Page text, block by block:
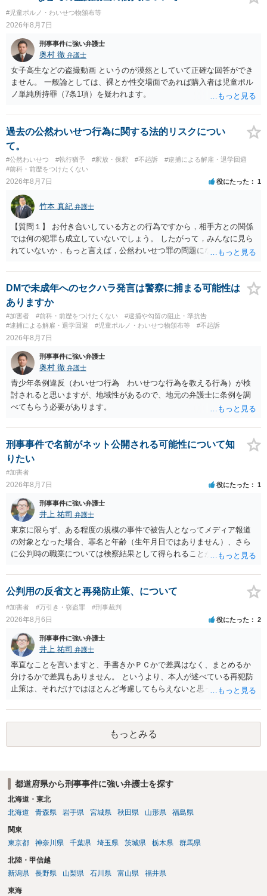
#児童ポルノ・わいせつ物頒布等
2026年8月7日
刑事事件に強い弁護士
奥村 徹 弁護士
女子高生などの盗撮動画 というのが漠然としていて正確な回答ができ
ません。 一般論としては、裸とか性交場面であれば購入者は児童ポル
ノ単純所持罪（7条1項）を疑われます。
過去の公然わいせつ行為に関する法的リスクについ
て。
#公然わいせつ #執行猶予 #釈放・保釈 #不起訴
#逮捕による解雇・退学回避
#前科・前歴をつけたくない
2026年8月7日 役にたった 1
竹本 真紀 弁護士
【質問１】 お付き合いしている方との行為ですから，相手方との関係
では何の犯罪も成立していないでしょう。 したがって，みんなに見ら
れていないか，もっと言えば，公然わいせつ罪の問題にならないかの
然性は，不特定又は多数の方が認識できる状態か否かで判断されま
す。 本件は，車の中という閉鎖された空間で行っており，不特定又は
多数の方が認識するのは困難な状態ですから，公然性はないと思いま
す。 また，意図的に示そうとする故意が必要ですが，本件では，通過
する車両があると服を着ている（わいせつな状態をなくしている）の
ですから，むしろ見られないようにしており，故意が認められること
査の対象になることはありません。 警察から連絡がくることもないで
しょう。 【質問２】 見せようと思っていないことは，服を着たりする
行為から明らかです。したがいまして，注意を受けることさえありま
せん。まして，刑罰として罰せられることもありません。 【質問３】
以上のように犯罪の嫌疑が否定されますから，逮捕勾留される可能性
が成立することが前提ですので，不起訴とする理由としても前提を欠
いています。不起訴にするにしても，不起訴の可能性はありません。
あえて不起訴の理由を挙げるなら，「嫌疑不十分」か「嫌疑なし」で
す。
DMで未成年へのセクハラ発言は警察に捕まる可能性は
ありますか
#加害者 #前科・前歴をつけたくない
#逮捕や勾留の阻止・準抗告
#逮捕による解雇・退学回避
#児童ポルノ・わいせつ物頒布等 #不起訴
2026年8月7日
刑事事件に強い弁護士
奥村 徹 弁護士
青少年条例違反（わいせつ行為 わいせつな行為を教える行為）が検
討されると思いますが、地域性があるので、地元の弁護士に条例を調
べてもらう必要があります。
刑事事件で名前がネット公開される可能性について知
りたい
#加害者
2026年8月7日 役にたった 1
刑事事件に強い弁護士
井上 祐司 弁護士
東京に限らず、ある程度の規模の事件で被告人となってメディア報道
の対象となった場合、罪名と年齢（生年月日ではありません）、さら
に公判時の職業については検察結果として得られることが通常です。
公判用の反省文と再発防止策、について
#加害者 #万引き・窃盗罪 #刑事裁判
2026年8月6日 役にたった 2
刑事事件に強い弁護士
井上 祐司 弁護士
率直なことを言いますと、手書きかＰＣかで差異はなく、まとめるか
分けるかで差異もありません。 というより、本人が述べている再犯防
止策は、それだけではほとんど考慮してもらえないと思った方が良い
やカウンセリング・治療の内容 ・利用している再犯防止策（例えば保
護観察所と連携した職業支援の内容や具体的な就労・監督状況） ・監
督者の証言 など、証拠で担保された客観性と実現可能性があるもので
なければあまり意味がありません。 もともと執行猶予が狙える事案で
いうのが実感です。
もっとみる
都道府県から刑事事件に強い弁護士を探す
北海道・東北
北海道
青森県 岩手県 宮城県 秋田県 山形県 福島県
関東
東京都
神奈川県 千葉県 埼玉県 茨城県 栃木県 群馬県
北陸・甲信越
新潟県
長野県 山梨県 石川県 富山県 福井県
東海